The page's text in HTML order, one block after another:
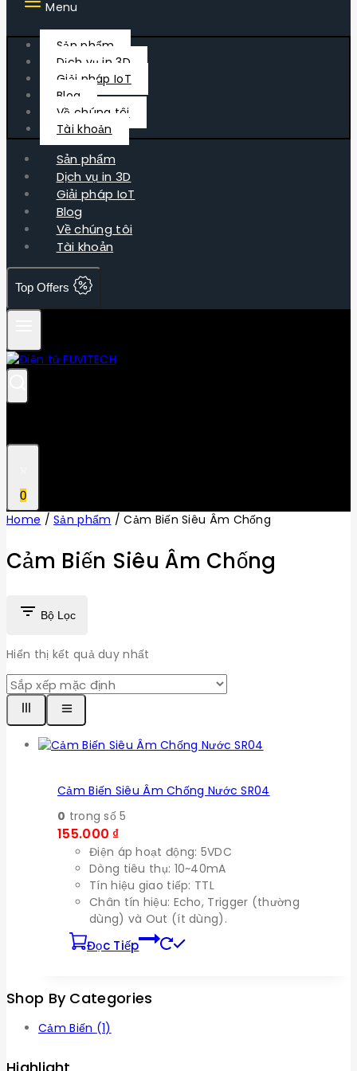
Menu
Sản phẩm
Dịch vụ in 3D
Giải pháp IoT
Blog
Về chúng tôi
Tài khoản
Sản phẩm
Dịch vụ in 3D
Giải pháp IoT
Blog
Về chúng tôi
Tài khoản
Top Offers
0
Home / Sản phẩm / Cảm Biến Siêu Âm Chống
Cảm Biến Siêu Âm Chống
Bộ Lọc
Hiển thị kết quả duy nhất
Cảm Biến Siêu Âm Chống Nước SR04
0 trong số 5
155.000 ₫
Điện áp hoạt động: 5VDC
Dòng tiêu thụ: 10~40mA
Tín hiệu giao tiếp: TTL
Chân tín hiệu: Echo, Trigger (thường
dùng) và Out (ít dùng).
Đọc Tiếp
Shop By Categories
Cảm Biến (1)